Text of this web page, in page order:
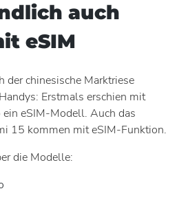
auch
eSIM
der chinesische Marktriese
Erstmals erschien mit
eSIM-Modell. Auch das
15 kommen mit eSIM-Funktion.
die Modelle: